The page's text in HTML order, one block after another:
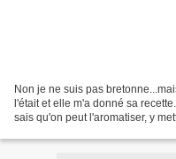
Non je ne suis pas
l'était et elle m'a donné sa
sais qu'on peut l'aromatiser, y